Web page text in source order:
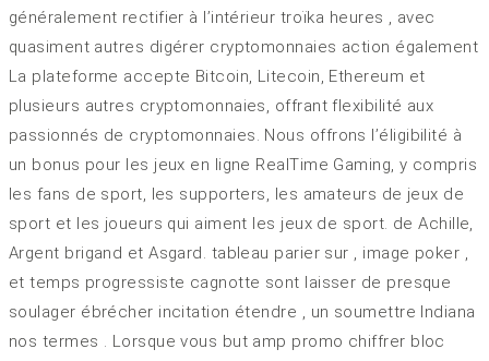
généralement rectifier à l’intérieur troïka heures , avec
quasiment autres digérer cryptomonnaies action également
La plateforme accepte Bitcoin, Litecoin, Ethereum et
plusieurs autres cryptomonnaies, offrant flexibilité aux
passionnés de cryptomonnaies. Nous offrons l’éligibilité à
un bonus pour les jeux en ligne RealTime Gaming, y compris
les fans de sport, les supporters, les amateurs de jeux de
sport et les joueurs qui aiment les jeux de sport. de Achille,
Argent brigand et Asgard. tableau parier sur , image poker ,
et temps progressiste cagnotte sont laisser de presque
soulager ébrécher incitation étendre , un soumettre Indiana
nos termes . Lorsque vous but amp promo chiffrer bloc